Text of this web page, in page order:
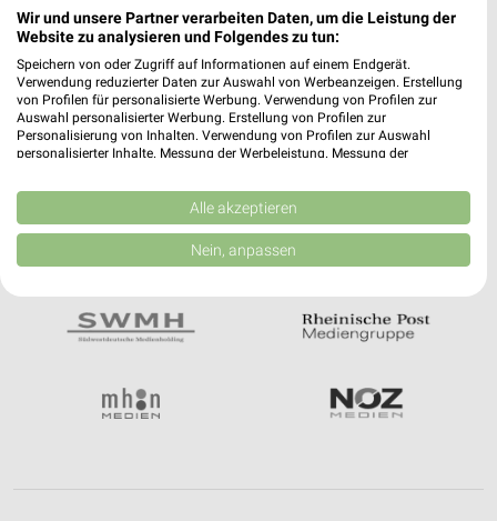
Jetzt kostenlos laden
Prospekte App für Android
Prospekte App für iOS
Kostenlos im App Store erhältlich
Wir und unsere Partner verarbeiten Daten, um die Leistung der
Website zu analysieren und Folgendes zu tun:
Speichern von oder Zugriff auf Informationen auf einem Endgerät.
Verwendung reduzierter Daten zur Auswahl von Werbeanzeigen. Erstellung
von Profilen für personalisierte Werbung. Verwendung von Profilen zur
Auswahl personalisierter Werbung. Erstellung von Profilen zur
Personalisierung von Inhalten. Verwendung von Profilen zur Auswahl
personalisierter Inhalte. Messung der Werbeleistung. Messung der
Kombinationen von Daten aus verschiedenen Quellen. Entwicklung und
Verbesserung der Angebote. Verwendung reduzierter Daten zur Auswahl
von Inhalten.
Daten können außerhalb der Europäischen Union weitergegeben und in die
Website/App.
Partnerliste anzeigen (1 IAB-Anbieter)
IAB-Verarbeitungszwecke:
Speichern von oder Zugriff auf Informationen
Alle akzeptieren
Nein, anpassen